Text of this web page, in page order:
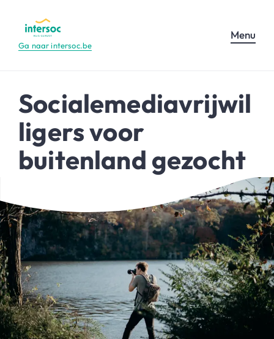
Ga naar intersoc.be
Menu
Socialemediavrijwil
ligers voor
buitenland gezocht